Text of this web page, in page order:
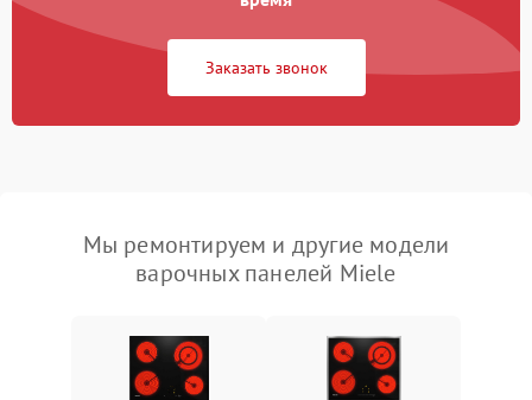
Заказать звонок
Мы ремонтируем и другие модели
варочных панелей Miele